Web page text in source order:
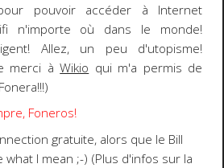
pouvoir accéder à Internet
n'importe où dans le monde!
Allez, un peu d'utopisme!
merci àWikio qui m'a permis de
Foneros!
gratuite, alors que le Bill
what I mean ;-) (Plus d'infos sur la